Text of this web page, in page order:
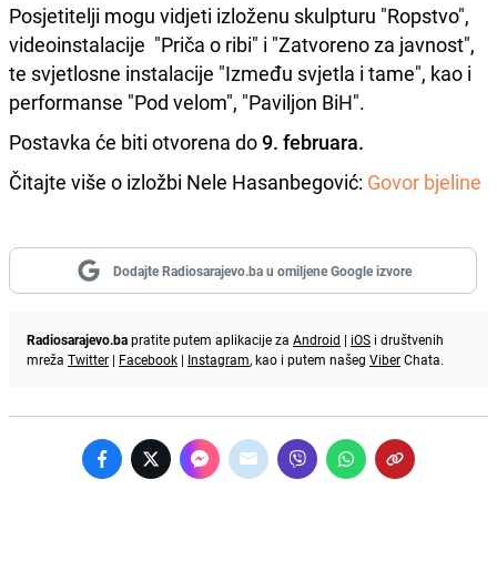
Posjetitelji mogu vidjeti izloženu skulpturu "Ropstvo",
videoinstalacije "Priča o ribi" i "Zatvoreno za javnost",
te svjetlosne instalacije "Između svjetla i tame", kao i
performanse "Pod velom", "Paviljon BiH".
Postavka će biti otvorena do9. februara.
Čitajte više o izložbi Nele Hasanbegović: Govor bjeline
Dodajte Radiosarajevo.ba u omiljene Google izvore
Radiosarajevo.bapratite putem aplikacije za Android | iOS i društvenih
mreža Twitter | Facebook | Instagram, kao i putem našeg ViberChata.